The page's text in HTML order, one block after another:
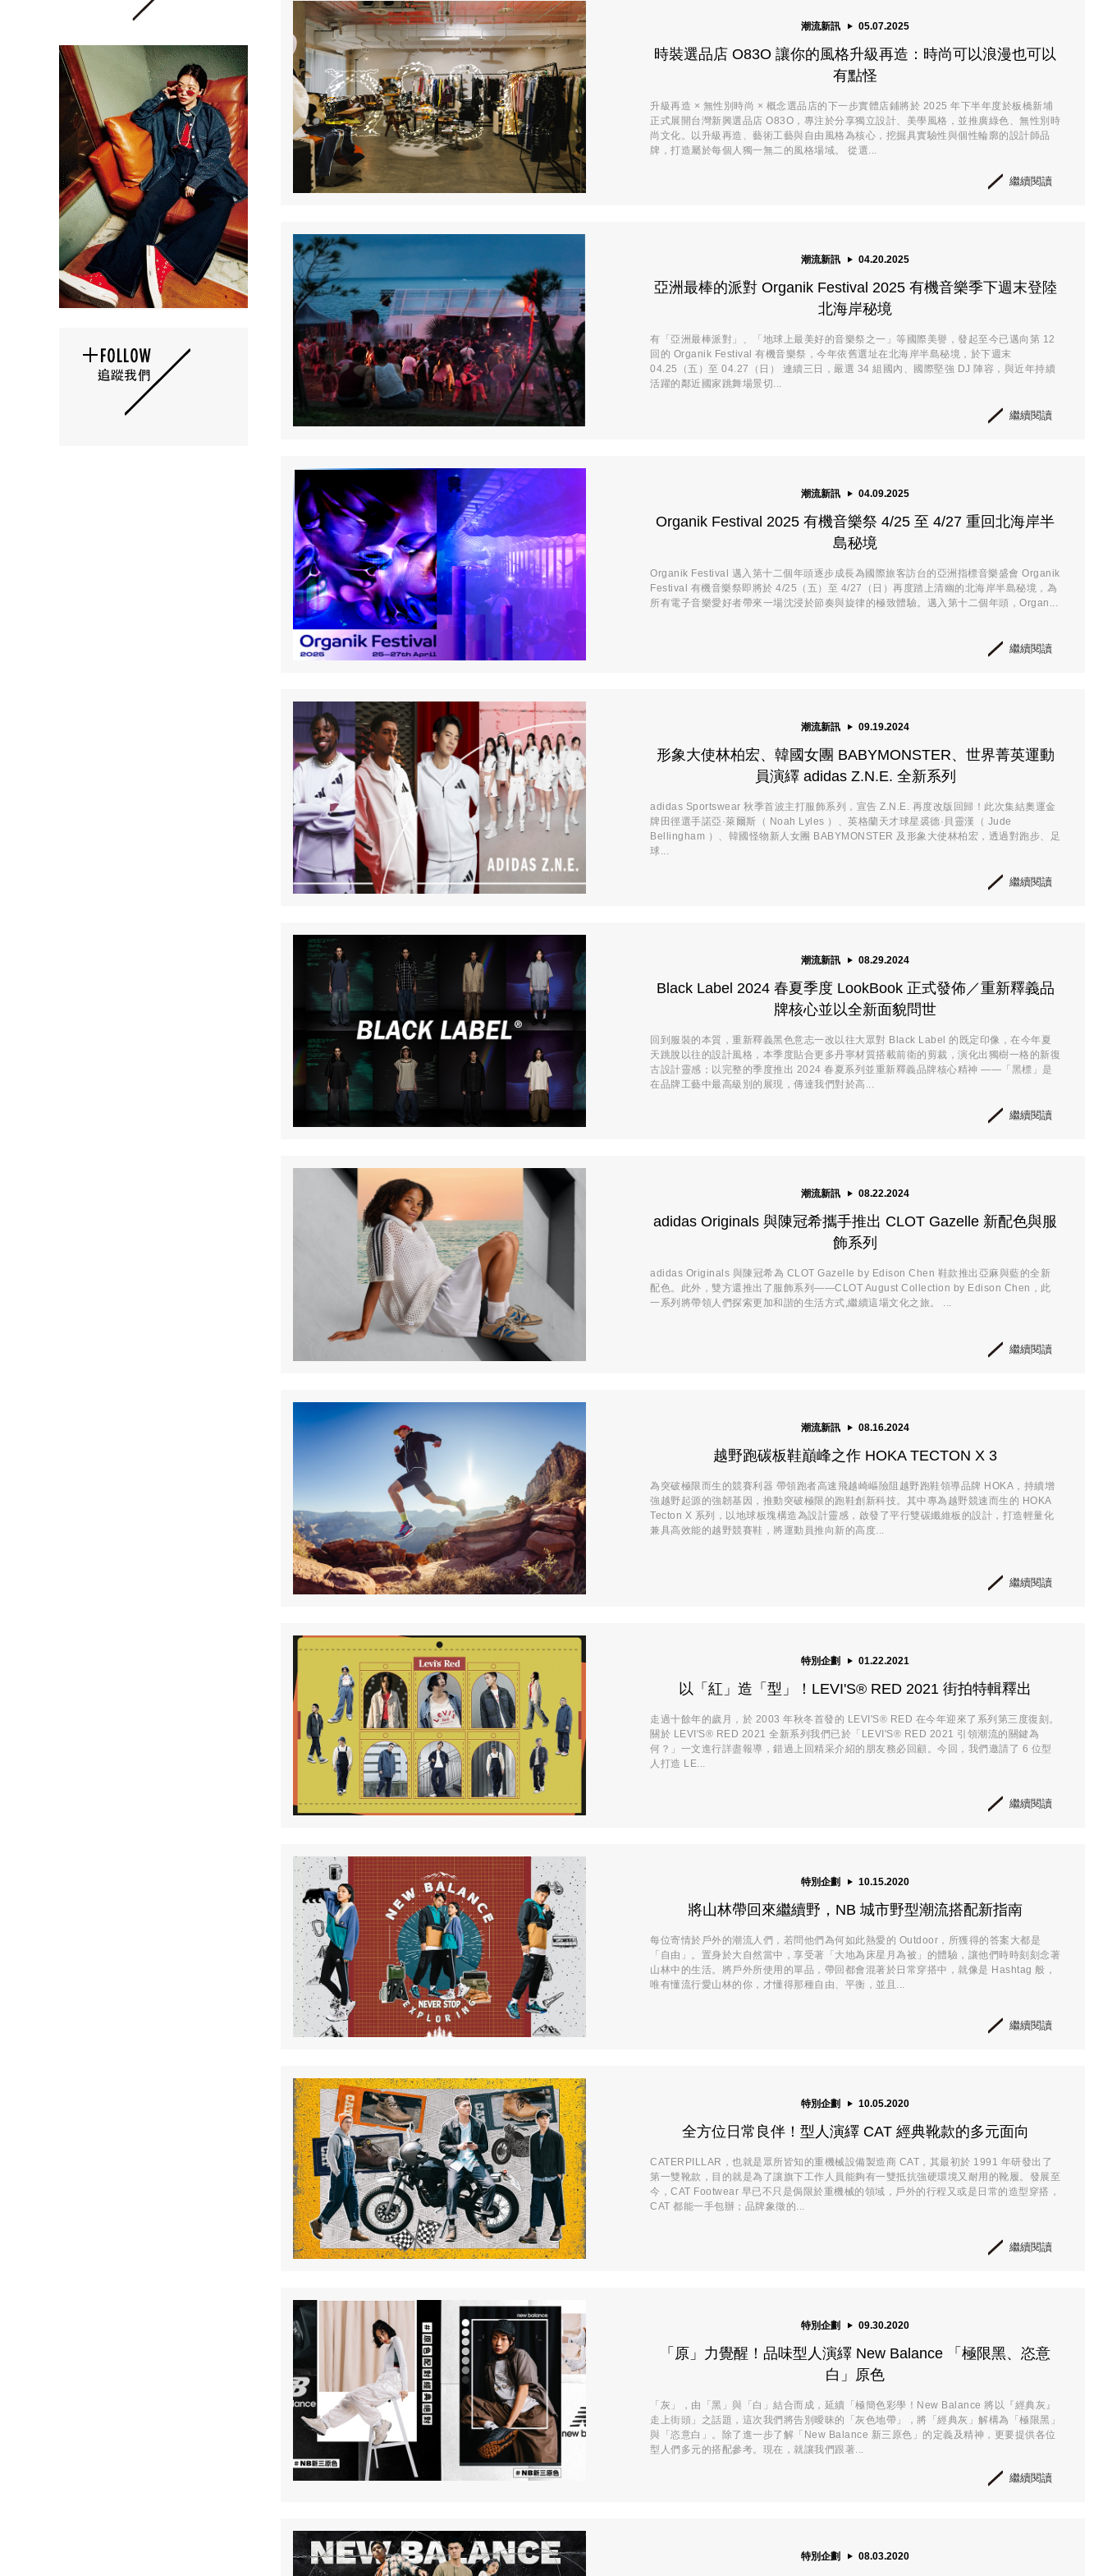
潮流新訊 05.07.2025
時裝選品店 O83O 讓你的風格升級再造：時尚可以浪漫也可以
有點怪
升級再造 × 無性別時尚 × 概念選品店的下一步實體店鋪將於 2025 年下半年度於板橋新埔
正式展開台灣新興選品店 O83O，專注於分享獨立設計、美學風格，並推廣綠色、無性別時
尚文化。以升級再造、藝術工藝與自由風格為核心，挖掘具實驗性與個性輪廓的設計師品
牌，打造屬於每個人獨一無二的風格場域。 從選...
繼續閱讀
潮流新訊 04.20.2025
亞洲最棒的派對 Organik Festival 2025 有機音樂季下週末登陸
北海岸秘境
有「亞洲最棒派對」、「地球上最美好的音樂祭之一」等國際美譽，發起至今已邁向第 12
回的 Organik Festival 有機音樂祭，今年依舊選址在北海岸半島秘境，於下週末
04.25（五）至 04.27（日） 連續三日，嚴選 34 組國內、國際堅強 DJ 陣容，與近年持續
活躍的鄰近國家跳舞場景切...
繼續閱讀
潮流新訊 04.09.2025
Organik Festival 2025 有機音樂祭 4/25 至 4/27 重回北海岸半
島秘境
Organik Festival 邁入第十二個年頭逐步成長為國際旅客訪台的亞洲指標音樂盛會 Organik
Festival 有機音樂祭即將於 4/25（五）至 4/27（日）再度踏上清幽的北海岸半島秘境，為
所有電子音樂愛好者帶來一場沈浸於節奏與旋律的極致體驗。邁入第十二個年頭，Organ...
繼續閱讀
潮流新訊 09.19.2024
形象大使林柏宏、韓國女團 BABYMONSTER、世界菁英運動
員演繹 adidas Z.N.E. 全新系列
adidas Sportswear 秋季首波主打服飾系列，宣告 Z.N.E. 再度改版回歸！此次集結奧運金
牌田徑選手諾亞·萊爾斯（ Noah Lyles ）、英格蘭天才球星裘德·貝靈漢（ Jude
Bellingham ）、韓國怪物新人女團 BABYMONSTER 及形象大使林柏宏，透過對跑步、足
球...
繼續閱讀
潮流新訊 08.29.2024
Black Label 2024 春夏季度 LookBook 正式發佈／重新釋義品
牌核心並以全新面貌問世
回到服裝的本質，重新釋義黑色意志一改以往大眾對 Black Label 的既定印像，在今年夏
天跳脫以往的設計風格，本季度貼合更多丹寧材質搭載前衛的剪裁，演化出獨樹一格的新復
古設計靈感；以完整的季度推出 2024 春夏系列並重新釋義品牌核心精神 ——「黑標」是
在品牌工藝中最高級別的展現，傳達我們對於高...
繼續閱讀
潮流新訊 08.22.2024
adidas Originals 與陳冠希攜手推出 CLOT Gazelle 新配色與服
飾系列
adidas Originals 與陳冠希為 CLOT Gazelle by Edison Chen 鞋款推出亞麻與藍的全新
配色。此外，雙方還推出了服飾系列——CLOT August Collection by Edison Chen，此
一系列將帶領人們探索更加和諧的生活方式,繼續這場文化之旅。 ...
繼續閱讀
潮流新訊 08.16.2024
越野跑碳板鞋巔峰之作 HOKA TECTON X 3
為突破極限而生的競賽利器 帶領跑者高速飛越崎嶇險阻越野跑鞋領導品牌 HOKA，持續增
強越野起源的強韌基因，推動突破極限的跑鞋創新科技。其中專為越野競速而生的 HOKA
Tecton X 系列，以地球板塊構造為設計靈感，啟發了平行雙碳纖維板的設計，打造輕量化
兼具高效能的越野競賽鞋，將運動員推向新的高度...
繼續閱讀
特別企劃 01.22.2021
以「紅」造「型」！LEVI'S® RED 2021 街拍特輯釋出
走過十餘年的歲月，於 2003 年秋冬首發的 LEVI'S® RED 在今年迎來了系列第三度復刻。
關於 LEVI'S® RED 2021 全新系列我們已於「LEVI'S® RED 2021 引領潮流的關鍵為
何？」一文進行詳盡報導，錯過上回精采介紹的朋友務必回顧。今回，我們邀請了 6 位型
人打造 LE...
繼續閱讀
特別企劃 10.15.2020
將山林帶回來繼續野，NB 城市野型潮流搭配新指南
每位寄情於戶外的潮流人們，若問他們為何如此熱愛的 Outdoor，所獲得的答案大都是
「自由」。置身於大自然當中，享受著「大地為床星月為被」的體驗，讓他們時時刻刻念著
山林中的生活。將戶外所使用的單品，帶回都會混著於日常穿搭中，就像是 Hashtag 般，
唯有懂流行愛山林的你，才懂得那種自由、平衡，並且...
繼續閱讀
特別企劃 10.05.2020
全方位日常良伴！型人演繹 CAT 經典靴款的多元面向
CATERPILLAR，也就是眾所皆知的重機械設備製造商 CAT，其最初於 1991 年研發出了
第一雙靴款，目的就是為了讓旗下工作人員能夠有一雙抵抗強硬環境又耐用的靴履。發展至
今，CAT Footwear 早已不只是侷限於重機械的領域，戶外的行程又或是日常的造型穿搭，
CAT 都能一手包辦；品牌象徵的...
繼續閱讀
特別企劃 09.30.2020
「原」力覺醒！品味型人演繹 New Balance 「極限黑、恣意
白」原色
「灰」，由「黑」與「白」結合而成，延續「極簡色彩學！New Balance 將以『經典灰』
走上街頭」之話題，這次我們將告別曖昧的「灰色地帶」，將「經典灰」解構為「極限黑」
與「恣意白」。除了進一步了解「New Balance 新三原色」的定義及精神，更要提供各位
型人們多元的搭配參考。現在，就讓我們跟著...
繼續閱讀
特別企劃 08.03.2020